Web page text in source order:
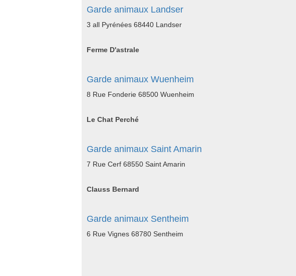
Garde animaux Landser
3 all Pyrénées 68440 Landser
Ferme D'astrale
Garde animaux Wuenheim
8 Rue Fonderie 68500 Wuenheim
Le Chat Perché
Garde animaux Saint Amarin
7 Rue Cerf 68550 Saint Amarin
Clauss Bernard
Garde animaux Sentheim
6 Rue Vignes 68780 Sentheim